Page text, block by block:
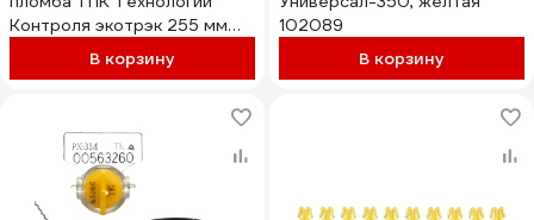
Контроля экотрэк 255 мм
(цвет: желтый) 1000 шт
В корзину
102089
В корзину